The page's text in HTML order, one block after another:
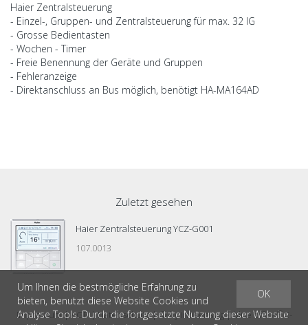
Haier Zentralsteuerung
- Einzel-, Gruppen- und Zentralsteuerung für max. 32 IG
- Grosse Bedientasten
- Wochen - Timer
- Freie Benennung der Geräte und Gruppen
- Fehleranzeige
- Direktanschluss an Bus möglich, benötigt HA-MA164AD
Zuletzt gesehen
Haier Zentralsteuerung YCZ-G001
107.0013
Impressum| AGB|Datenschutz| © byinosens ag|blue office®E-
OK
Um Ihnen die bestmögliche Erfahrung zu
bieten, benutzt diese Website Cookies und
Analyse Tools. Durch die fortgesetzte Nutzung dieser Website